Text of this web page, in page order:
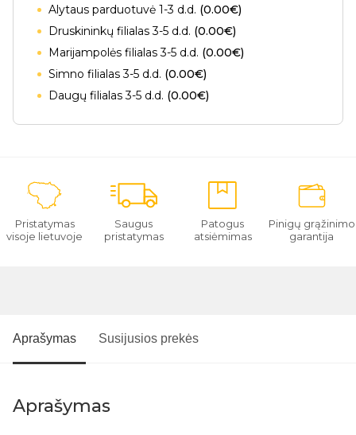
Alytaus parduotuvė 1-3 d.d. (0.00€)
Druskininkų filialas 3-5 d.d. (0.00€)
Marijampolės filialas 3-5 d.d. (0.00€)
Simno filialas 3-5 d.d. (0.00€)
Daugų filialas 3-5 d.d. (0.00€)
Pristatymas
visoje lietuvoje
Saugus
pristatymas
Patogus
atsiėmimas
Pinigų grąžinimo
garantija
Aprašymas Susijusios prekės
Aprašymas